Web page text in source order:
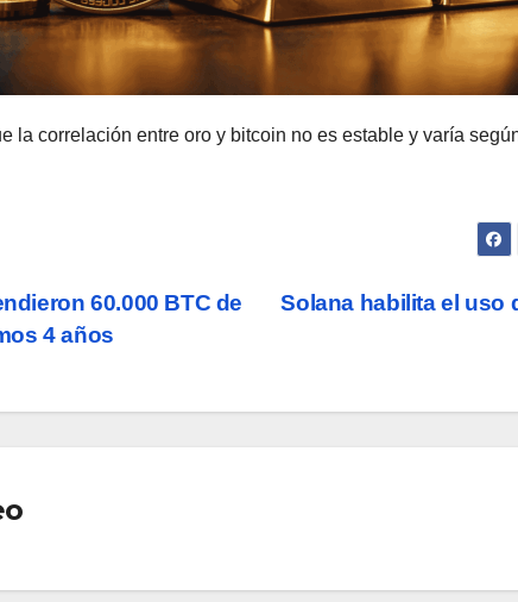
la correlación entre oro y bitcoin no es estable y varía
Solana habilita el uso
60.000 BTC de
4 años